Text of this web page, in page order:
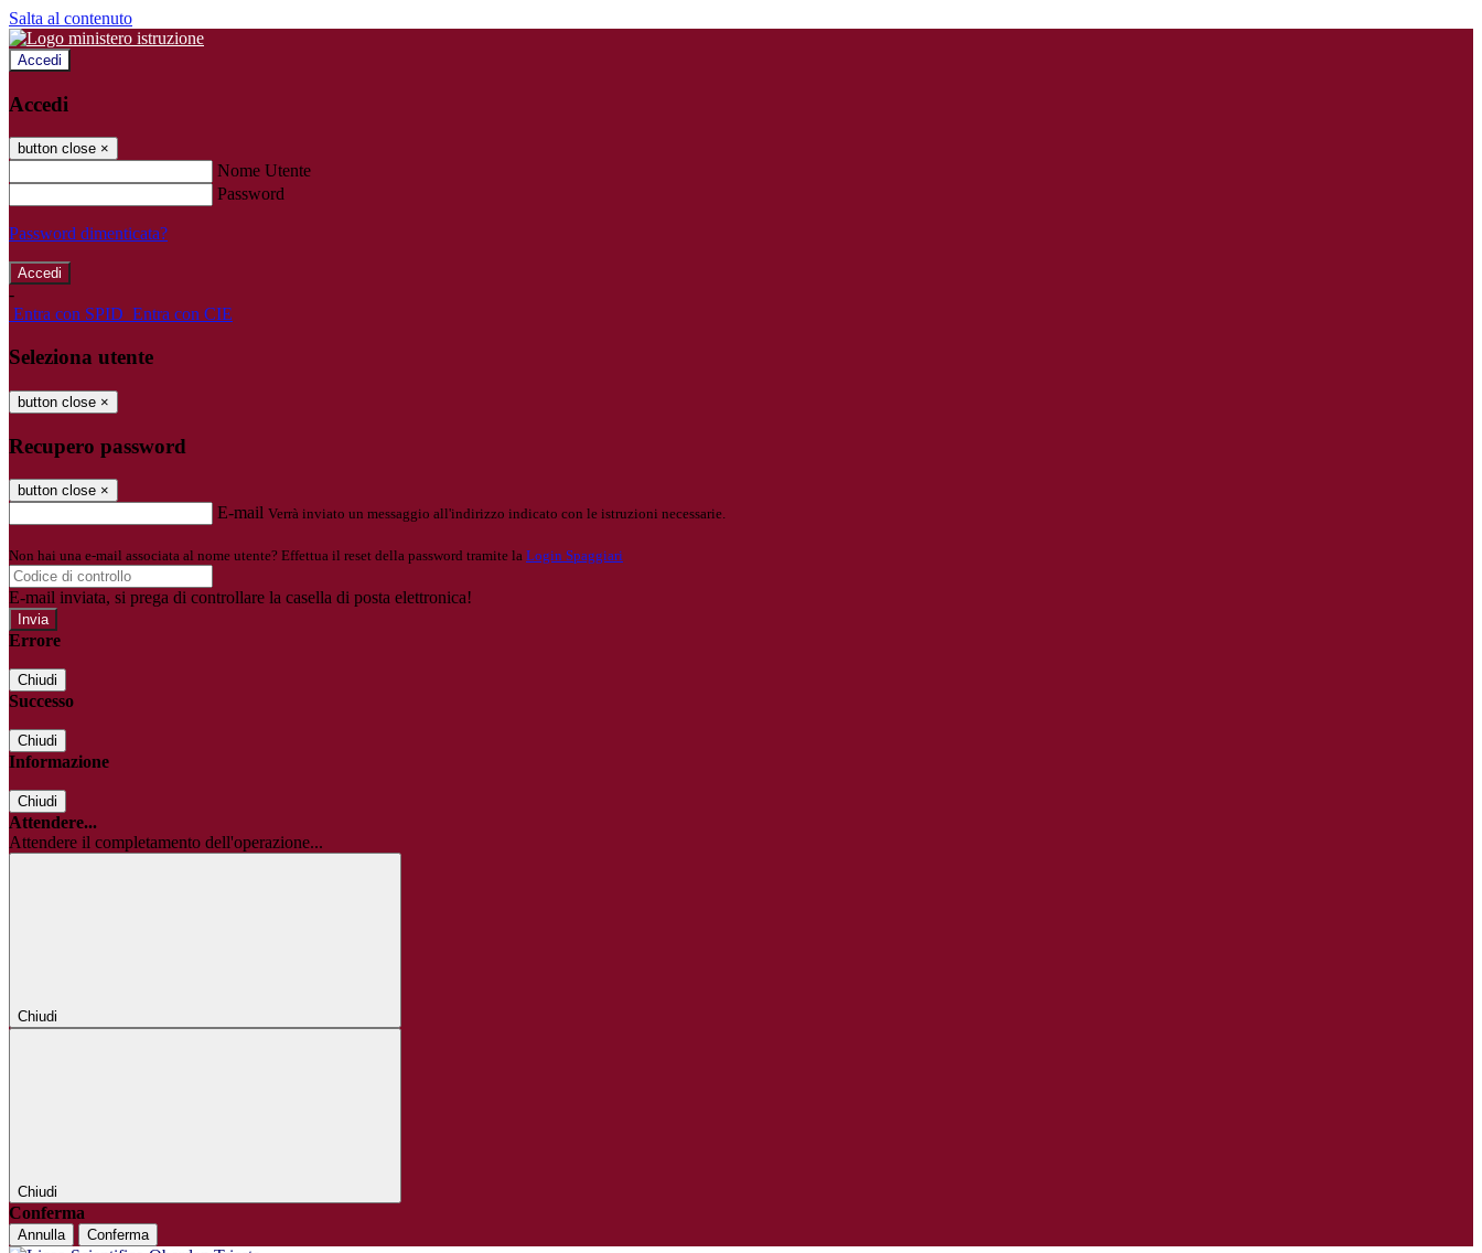
Salta al contenuto
Accedi
Accedi
button close ×
Nome Utente
Password
Password dimenticata?
-
Entra con SPID Entra con CIE
Seleziona utente
button close ×
Recupero password
button close ×
E-mail Verrà inviato un messaggio all'indirizzo indicato con le istruzioni necessarie.
Non hai una e-mail associata al nome utente? Effettua il reset della password tramite la Login Spaggiari
E-mail inviata, si prega di controllare la casella di posta elettronica!
Errore
Chiudi
Successo
Chiudi
Informazione
Chiudi
Attendere...
Attendere il completamento dell'operazione...
Chiudi
Chiudi
Conferma
Annulla Conferma